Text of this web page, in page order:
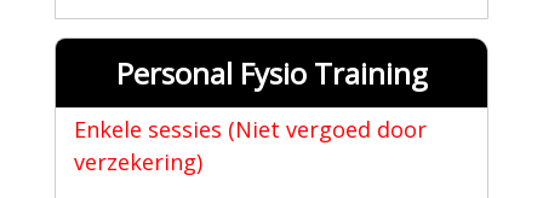
Personal Fysio Training
Enkele sessies (Niet vergoed door
verzekering)